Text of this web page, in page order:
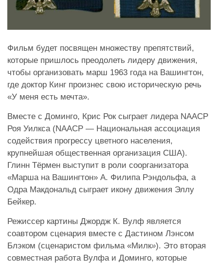
Фильм будет посвящен множеству препятствий,
которые пришлось преодолеть лидеру движения,
чтобы организовать марш 1963 года на Вашингтон,
где доктор Кинг произнес свою историческую речь
«У меня есть мечта».
Вместе с Доминго, Крис Рок сыграет лидера NAACP
Роя Уилкса (NAACP — Национальная ассоциация
содействия прогрессу цветного населения,
крупнейшая общественная организация США).
Глинн Тёрмен выступит в роли соорганизатора
«Марша на Вашингтон» А. Филипа Рэндольфа, а
Одра Макдональд сыграет икону движения Эллу
Бейкер.
Режиссер картины Джордж К. Вулф является
соавтором сценария вместе с Дастином Лэнсом
Блэком (сценаристом фильма «Милк»). Это вторая
совместная работа Вулфа и Доминго, которые